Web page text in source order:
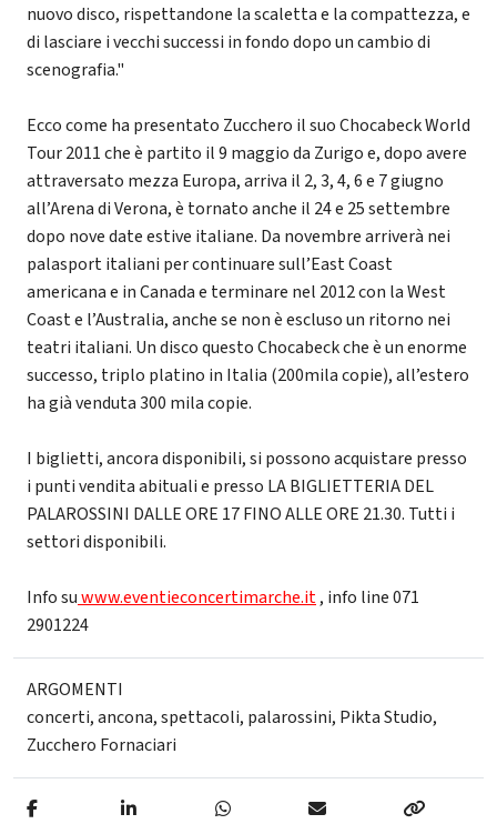
nuovo disco, rispettandone la scaletta e la compattezza, e
di lasciare i vecchi successi in fondo dopo un cambio di
scenografia."
Ecco come ha presentato Zucchero il suo Chocabeck World
Tour 2011 che è partito il 9 maggio da Zurigo e, dopo avere
attraversato mezza Europa, arriva il 2, 3, 4, 6 e 7 giugno
all’Arena di Verona, è tornato anche il 24 e 25 settembre
dopo nove date estive italiane. Da novembre arriverà nei
palasport italiani per continuare sull’East Coast
americana e in Canada e terminare nel 2012 con la West
Coast e l’Australia, anche se non è escluso un ritorno nei
teatri italiani. Un disco questo Chocabeck che è un enorme
successo, triplo platino in Italia (200mila copie), all’estero
ha già venduta 300 mila copie.
I biglietti, ancora disponibili, si possono acquistare presso
i punti vendita abituali e presso LA BIGLIETTERIA DEL
PALAROSSINI DALLE ORE 17 FINO ALLE ORE 21.30. Tutti i
settori disponibili.
Info suwww.eventieconcertimarche.it, info line 071
2901224
ARGOMENTI
concerti,ancona,spettacoli, palarossini, Pikta Studio,
Zucchero Fornaciari